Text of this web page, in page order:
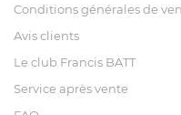
Conditions générales de
Avis clients
Le club Francis BATT
Service après vente